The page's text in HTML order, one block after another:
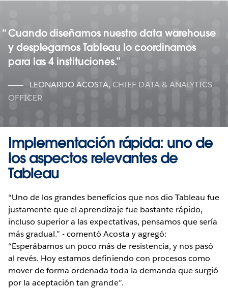
Cuando diseñamos nuestro data warehouse
y desplegamos Tableau lo coordinamos
para las 4 instituciones.
LEONARDO ACOSTA, CHIEF DATA & ANALYTICS
OFFICER
Implementación rápida: uno de
los aspectos relevantes de
Tableau
“Uno de los grandes benefícios que nos dio Tableau fue
justamente que el aprendizaje fue bastante rápido,
incluso superior a las expectativas, pensamos que sería
más gradual.” - comentó Acosta y agregó:
“Esperábamos un poco más de resistencia, y nos pasó
al revés. Hoy estamos definiendo con procesos como
mover de forma ordenada toda la demanda que surgió
por la aceptación tan grande”.